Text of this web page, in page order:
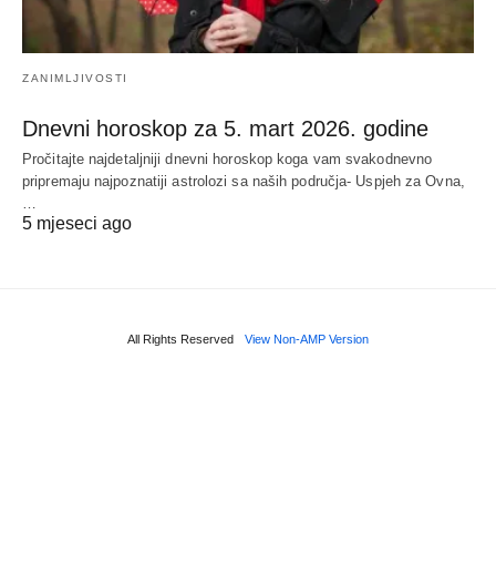
ZANIMLJIVOSTI
Dnevni horoskop za 5. mart 2026. godine
Pročitajte najdetaljniji dnevni horoskop koga vam svakodnevno
pripremaju najpoznatiji astrolozi sa naših područja- Uspjeh za Ovna,
…
5 mjeseci ago
All Rights Reserved View Non-AMP Version